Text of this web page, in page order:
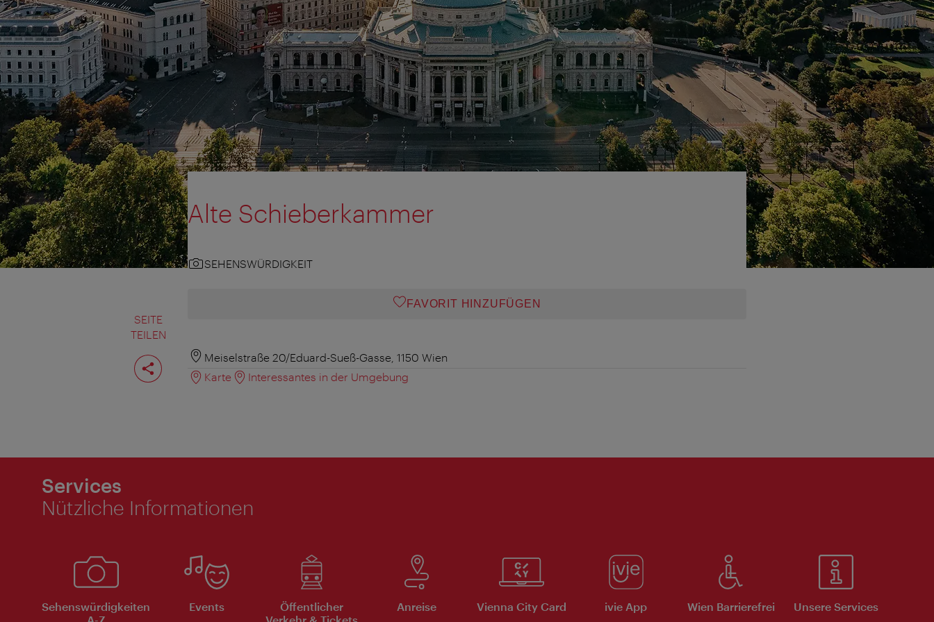
SEITE
TEILEN
Seite
teilen
Alte Schieberkammer
SEHENSWÜRDIGKEIT
FAVORIT HINZUFÜGEN
Meiselstraße 20/Eduard-Sueß-Gasse, 1150 Wien
Karte
Interessantes in der Umgebung
Services
Nützliche Informationen
Sehenswürdigkeiten
Events
Öffentlicher
Anreise Vienna City Card ivie App Wien Barrierefrei Unsere Services